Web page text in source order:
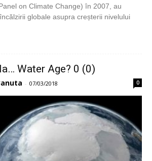
on Climate Change) în 2007, au
globale asupra creșterii nivelului
Water Age? 0 (0)
- 07/03/2018 0